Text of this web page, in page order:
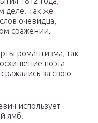
деле. Так же
очевидца,
сражении.
романтизма, так
поэта
за свою
использует
ямб.